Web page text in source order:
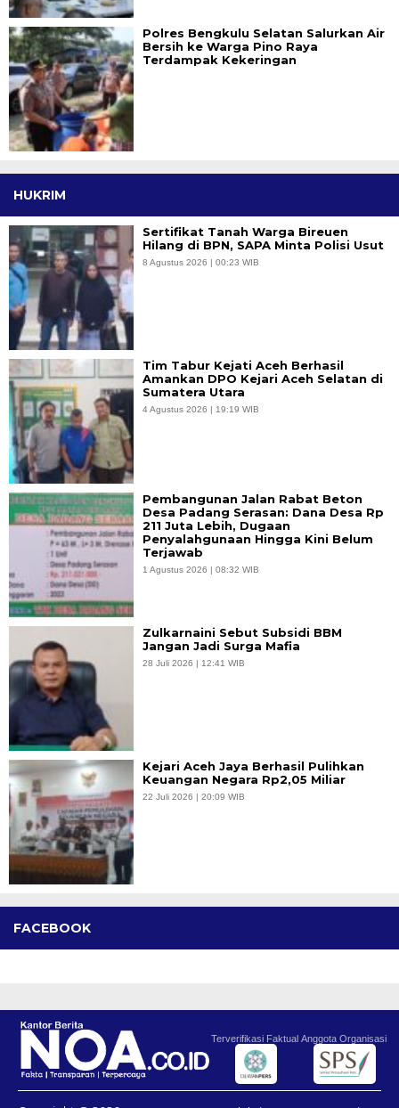
Polres Bengkulu Selatan Salurkan Air
Bersih ke Warga Pino Raya
Terdampak Kekeringan
HUKRIM
Sertifikat Tanah Warga Bireuen
Hilang di BPN, SAPA Minta Polisi Usut
8 Agustus 2026 | 00:23 WIB
Tim Tabur Kejati Aceh Berhasil
Amankan DPO Kejari Aceh Selatan di
Sumatera Utara
4 Agustus 2026 | 19:19 WIB
Pembangunan Jalan Rabat Beton
Desa Padang Serasan: Dana Desa Rp
211 Juta Lebih, Dugaan
Penyalahgunaan Hingga Kini Belum
Terjawab
1 Agustus 2026 | 08:32 WIB
Zulkarnaini Sebut Subsidi BBM
Jangan Jadi Surga Mafia
28 Juli 2026 | 12:41 WIB
Kejari Aceh Jaya Berhasil Pulihkan
Keuangan Negara Rp2,05 Miliar
22 Juli 2026 | 20:09 WIB
FACEBOOK
Terverifikasi Faktual Anggota Organisasi